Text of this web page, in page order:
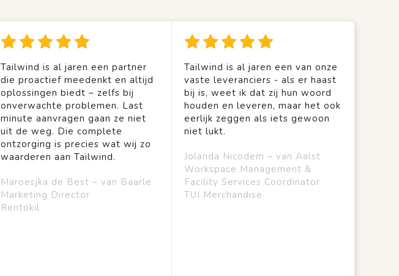
Tailwind is al jaren een partner
die proactief meedenkt en altijd
oplossingen biedt – zelfs bij
onverwachte problemen. Last
minute aanvragen gaan ze niet
uit de weg. Die complete
ontzorging is precies wat wij zo
waarderen aan Tailwind.
Maroesjka de Best – van Baarle
Marketing Director
Rentokil
Tailwind is al jaren een van onze
vaste leveranciers - als er haast
bij is, weet ik dat zij hun woord
houden en leveren, maar het ook
eerlijk zeggen als iets gewoon
niet lukt.
Jolanda Nicodem – van Aalst
Workspace Management &
Facility Services Coördinator
TUI Merchandise